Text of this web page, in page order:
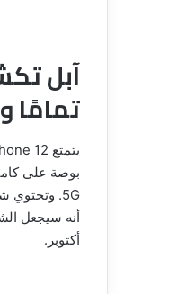
تمامًا و 5G
أكتوبر.
طريقة
إصلاح